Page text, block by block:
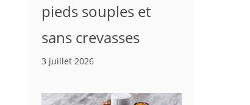
pieds souples et
sans crevasses
3 juillet 2026